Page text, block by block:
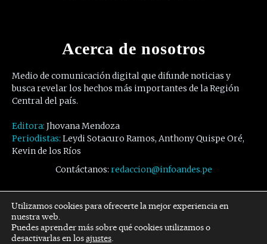
Acerca de nosotros
Medio de comunicación digital que difunde noticias y
busca revelar los hechos más importantes de la Región
Central del país.
Editora: Jhovana Mendoza
Periodistas: Leydi Sotacuro Ramos, Anthony Quispe Oré,
Kevin de los Ríos
Contáctanos: redaccion@infoandes.pe
Síguenos
Facebook Twitter Youtube
Utilizamos cookies para ofrecerte la mejor experiencia en
nuestra web.
Puedes aprender más sobre qué cookies utilizamos o
desactivarlas en losajustes.